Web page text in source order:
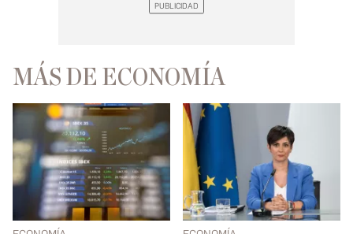
MÁS DE ECONOMÍA